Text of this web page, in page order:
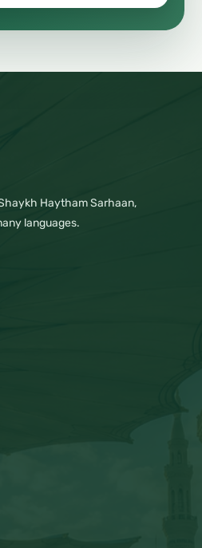
Haytham Sarhaan,
languages.